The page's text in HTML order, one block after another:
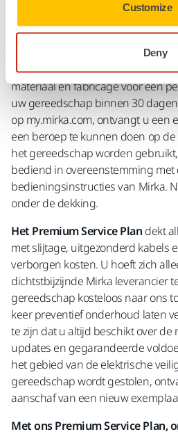
Customize
Deny
Premium
De algemene garantiebiedt
materiaal en fabricage voor een
uw gereedschap binnen 30
op my.mirka.com, ontvangt u een
een beroep te kunnen doen op
het gereedschap worden
bediend in overeenstemming met
bedieningsinstructies van Mirka.
onder de dekking.
Het Premium Service Plan dekt
met slijtage, uitgezonderd kabels
verborgen kosten. U hoeft zich
dichtstbijzijnde Mirka leverancier
gereedschap kosteloos naar ons
keer preventief onderhoud laten
te zijn dat u altijd beschikt over de
updates en gegarandeerde
het gebied van de elektrische
gereedschap wordt gestolen,
aanschaf van een nieuw
Met ons Premium Service Plan,